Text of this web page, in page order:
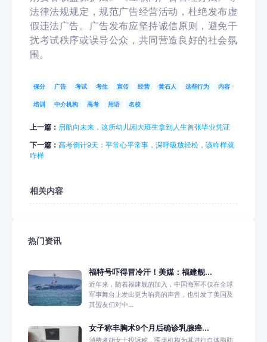
法律法规规定，规范广告经营活动，杜绝发布虚
假违法广告。广告发布应坚持诚信原则，避免干
扰考试秩序或误导公众，共同营造良好的社会氛
围。
保分 广告 考试 考生 宣传 经营 黄石人 这些行为 内容
培训 中介机构 高考 用语 名校
上一篇： 启航向未来，这所幼儿园大班生拿到人生首张毕业凭证
下一篇： 高考倒计9天：平常心平常事，深呼吸放轻松，该咋样就
咋样
相关内容
热门资讯
福特号吓得冒冷汗！美媒：福建舰...
近年来，随着福建舰的加入，中国海军不仅在全球
军事舞台上发出更为响亮的声音，也引发了美国及
其盟友们对中...
女子称丰胸术9个月后确诊乳腺癌...
消费者胡女士投诉称，医美机构为其进行自体脂肪